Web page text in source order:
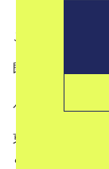
こんにちは。ブ
既存のセレクト
くれる空間、“
ケット（Dover
東京・銀座の店
というのに、ド